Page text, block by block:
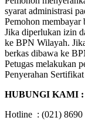
syarat administrasi
Pemohon membayar
Jika diperlukan izin
ke BPN Wilayah.
berkas dibawa ke
Petugas melakukan
Penyerahan
HUBUNGI KAMI :
Hotline : (021) 8690